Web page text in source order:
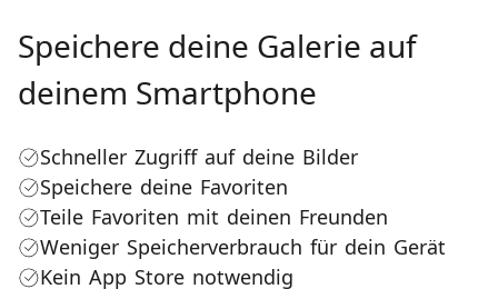
Speichere deine Galerie auf
deinem Smartphone
Schneller Zugriff auf deine Bilder
Speichere deine Favoriten
Teile Favoriten mit deinen Freunden
Weniger Speicherverbrauch für dein Gerät
Kein App Store notwendig